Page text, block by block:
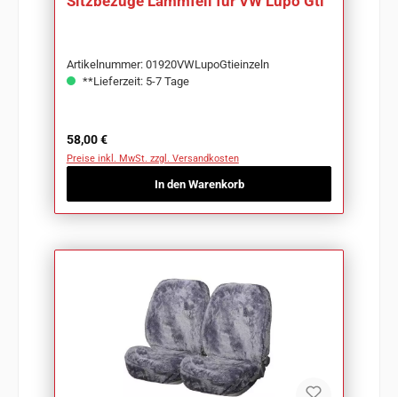
Artikelnummer: 01920VWLupoGtieinzeln
**Lieferzeit: 5-7 Tage
Regulärer Preis:
58,00 €
Preise inkl. MwSt. zzgl. Versandkosten
In den Warenkorb